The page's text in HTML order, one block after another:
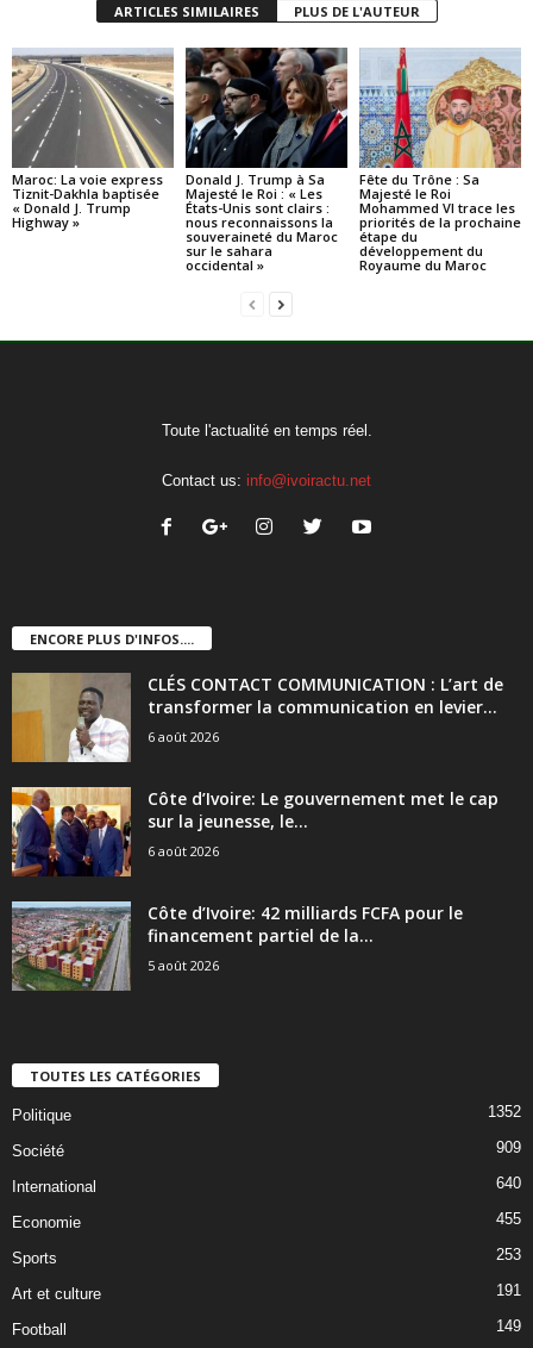
ARTICLES SIMILAIRES PLUS DE L'AUTEUR
Maroc: La voie express
Tiznit-Dakhla baptisée
« Donald J. Trump
Highway »
Donald J. Trump à Sa
Majesté le Roi : « Les
États-Unis sont clairs :
nous reconnaissons la
souveraineté du Maroc
sur le sahara
occidental »
Fête du Trône : Sa
Majesté le Roi
Mohammed VI trace les
priorités de la prochaine
étape du
développement du
Royaume du Maroc
Toute l'actualité en temps réel.
Contact us: info@ivoiractu.net
ENCORE PLUS D'INFOS....
CLÉS CONTACT COMMUNICATION : L’art de
transformer la communication en levier...
6 août 2026
Côte d’Ivoire: Le gouvernement met le cap
sur la jeunesse, le...
6 août 2026
Côte d’Ivoire: 42 milliards FCFA pour le
financement partiel de la...
5 août 2026
TOUTES LES CATÉGORIES
Politique 1352
Société 909
International 640
Economie 455
Sports 253
Art et culture 191
Football 149